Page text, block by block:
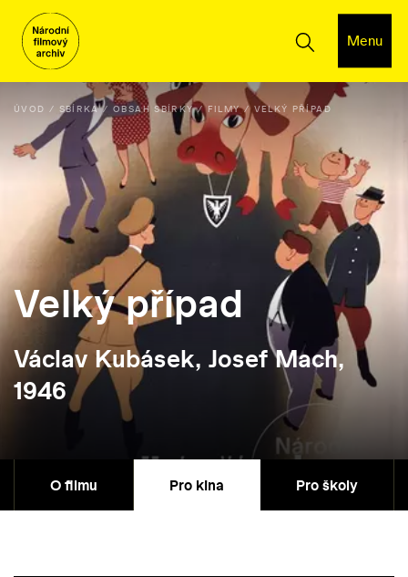
Menu
ÚVOD SBÍRKA OBSAH SBÍRKY FILMY VELKÝ PŘÍPAD
Velký případ
Václav Kubásek, Josef Mach,
1946
O filmu Pro kina Pro školy